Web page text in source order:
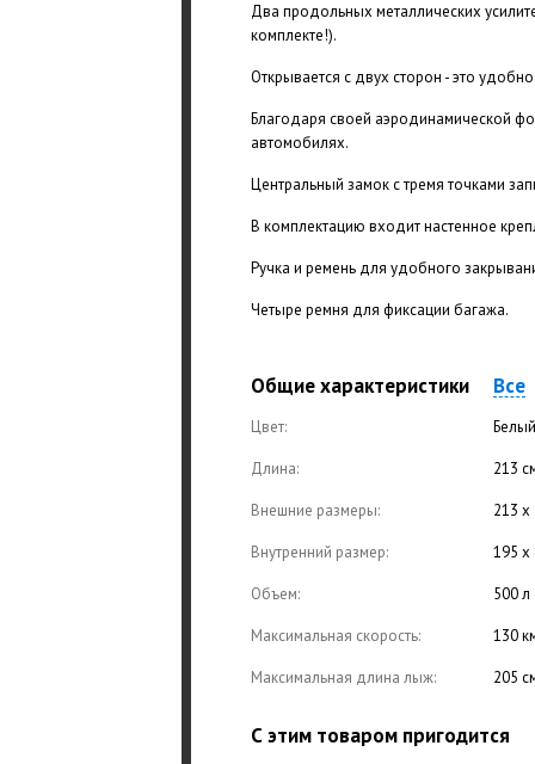
Два продольных металлических
комплекте!).
Открывается с двух сторон - это
Благодаря своей аэродинамической
автомобилях.
Центральный замок с тремя точками
В комплектацию входит настенное
Ручка и ремень для удобного
Четыре ремня для фиксации багажа.
Общие характеристики Все
Цвет:
Длина: 213
Внешние размеры: 213 х
Внутренний размер: 195 х
Объем: 500 л
Максимальная скорость: 130
Максимальная длина лыж: 205
С этим товаром пригодится